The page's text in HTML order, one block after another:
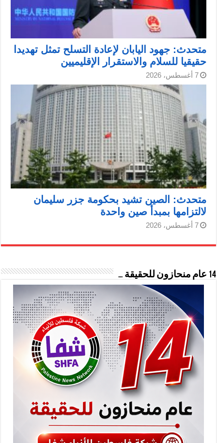
متحدث: جهود اليابان لإعادة التسلح تمثل تهديدا
حقيقيا للسلام والاستقرار الإقليميين
7 أغسطس، 2026
متحدث: الصين تشيد بحكومة جزر سليمان
لالتزامها بمبدأ صين واحدة
7 أغسطس، 2026
14 عام منحازون للحقيقة …